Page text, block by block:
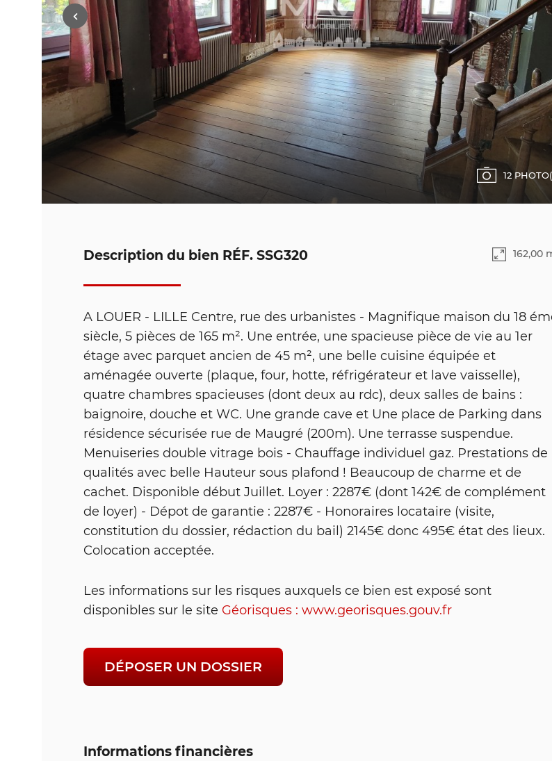
12
Description du bien RÉF. SSG320 162,00
A LOUER - LILLE Centre, rue des urbanistes - Magnifique maison du 18
siècle, 5 pièces de 165 m². Une entrée, une spacieuse pièce de vie au 1er
étage avec parquet ancien de 45 m², une belle cuisine équipée et
aménagée ouverte (plaque, four, hotte, réfrigérateur et lave vaisselle),
quatre chambres spacieuses (dont deux au rdc), deux salles de bains :
baignoire, douche et WC. Une grande cave et Une place de Parking dans
résidence sécurisée rue de Maugré (200m). Une terrasse suspendue.
Menuiseries double vitrage bois - Chauffage individuel gaz. Prestations de
qualités avec belle Hauteur sous plafond ! Beaucoup de charme et de
cachet. Disponible début Juillet. Loyer : 2287€ (dont 142€ de complément
de loyer) - Dépot de garantie : 2287€ - Honoraires locataire (visite,
constitution du dossier, rédaction du bail) 2145€ donc 495€ état des lieux.
Colocation acceptée.
Les informations sur les risques auxquels ce bien est exposé sont
disponibles sur le site Géorisques : www.georisques.gouv.fr
DÉPOSER UN DOSSIER
Informations financières